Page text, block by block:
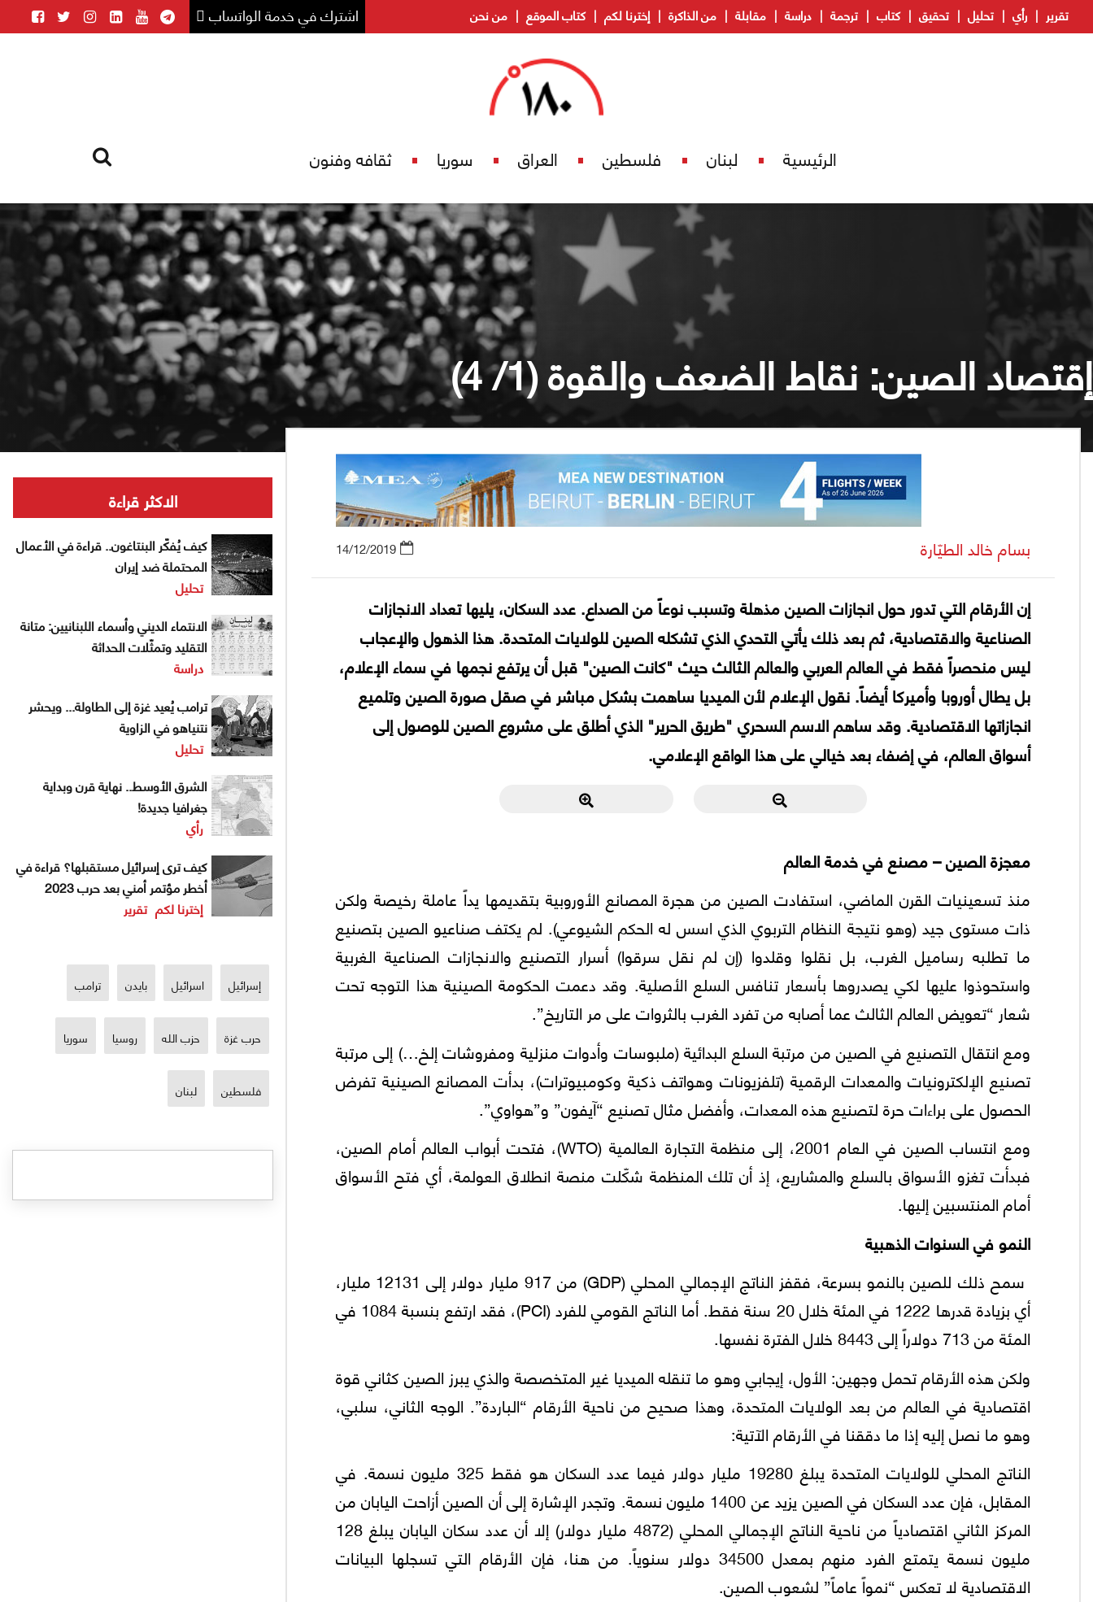
اشترك في خدمة الواتساب تقرير رأي تحليل تحقيق كتاب ترجمة دراسة مقابلة من الذاكرة إخترنا لكم كتاب الموقع من نحن
الرئيسية لبنان فلسطين العراق سوريا ثقافه وفنون
إقتصاد الصين: نقاط الضعف والقوة (1/ 4)
بسام خالد الطيّارة 14/12/2019
إن الأرقام التي تدور حول انجازات الصين مذهلة وتسبب نوعاً من الصداع. عدد السكان، يليها تعداد الانجازات
الصناعية والاقتصادية، ثم بعد ذلك يأتي التحدي الذي تشكله الصين للولايات المتحدة. هذا الذهول والإعجاب
ليس منحصراً فقط في العالم العربي والعالم الثالث حيث "كانت الصين" قبل أن يرتفع نجمها في سماء الإعلام،
بل يطال أوروبا وأميركا أيضاً. نقول الإعلام لأن الميديا ساهمت بشكل مباشر في صقل صورة الصين وتلميع
انجازاتها الاقتصادية. وقد ساهم الاسم السحري "طريق الحرير" الذي أطلق على مشروع الصين للوصول إلى
أسواق العالم، في إضفاء بعد خيالي على هذا الواقع الإعلامي.
معجزة الصين – مصنع في خدمة العالم
منذ تسعينيات القرن الماضي، استفادت الصين من هجرة المصانع الأوروبية بتقديمها يداً عاملة رخيصة ولكن
ذات مستوى جيد (وهو نتيجة النظام التربوي الذي اسس له الحكم الشيوعي). لم يكتف صناعيو الصين بتصنيع
ما تطلبه رساميل الغرب، بل نقلوا وقلدوا (إن لم نقل سرقوا) أسرار التصنيع والانجازات الصناعية الغربية
واستحوذوا عليها لكي يصدروها بأسعار تنافس السلع الأصلية. وقد دعمت الحكومة الصينية هذا التوجه تحت
شعار “تعويض العالم الثالث عما أصابه من تفرد الغرب بالثروات على مر التاريخ”.
ومع انتقال التصنيع في الصين من مرتبة السلع البدائية (ملبوسات وأدوات منزلية ومفروشات إلخ…) إلى مرتبة
تصنيع الإلكترونيات والمعدات الرقمية (تلفزيونات وهواتف ذكية وكومبيوترات)، بدأت المصانع الصينية تفرض
الحصول على براءات حرة لتصنيع هذه المعدات، وأفضل مثال تصنيع “آيفون” و”هواوي”.
ومع انتساب الصين في العام 2001، إلى منظمة التجارة العالمية (WTO)، فتحت أبواب العالم أمام الصين،
فبدأت تغزو الأسواق بالسلع والمشاريع، إذ أن تلك المنظمة شكّلت منصة انطلاق العولمة، أي فتح الأسواق
أمام المنتسبين إليها.
النمو في السنوات الذهبية
سمح ذلك للصين بالنمو بسرعة، فقفز الناتج الإجمالي المحلي (GDP) من 917 مليار دولار إلى 12131 مليار،
أي بزيادة قدرها 1222 في المئة خلال 20 سنة فقط. أما الناتج القومي للفرد (PCI)، فقد ارتفع بنسبة 1084 في
المئة من 713 دولاراً إلى 8443 خلال الفترة نفسها.
ولكن هذه الأرقام تحمل وجهين: الأول، إيجابي وهو ما تنقله الميديا غير المتخصصة والذي يبرز الصين كثاني قوة
اقتصادية في العالم من بعد الولايات المتحدة، وهذا صحيح من ناحية الأرقام “الباردة”. الوجه الثاني، سلبي،
وهو ما نصل إليه إذا ما دققنا في الأرقام الآتية:
الناتج المحلي للولايات المتحدة يبلغ 19280 مليار دولار فيما عدد السكان هو فقط 325 مليون نسمة. في
المقابل، فإن عدد السكان في الصين يزيد عن 1400 مليون نسمة. وتجدر الإشارة إلى أن الصين أزاحت اليابان من
المركز الثاني اقتصادياً من ناحية الناتج الإجمالي المحلي (4872 مليار دولار) إلا أن عدد سكان اليابان يبلغ 128
مليون نسمة يتمتع الفرد منهم بمعدل 34500 دولار سنوياً. من هنا، فإن الأرقام التي تسجلها البيانات
الاقتصادية لا تعكس “نمواً عاماً” لشعوب الصين.
الاكثر قراءة
كيف يُفكّر البنتاغون.. قراءة في الأعمال
المحتملة ضد إيران
تحليل
الانتماء الديني وأسماء اللبنانيين: متانة
التقليد وتمثّلات الحداثة
دراسة
ترامب يُعيد غزة إلى الطاولة... ويحشر
نتنياهو في الزاوية
تحليل
الشرق الأوسط.. نهاية قرن وبداية
جغرافيا جديدة!
رأي
كيف ترى إسرائيل مستقبلها؟ قراءة في
أخطر مؤتمر أمني بعد حرب 2023
إخترنا لكم تقرير
إسرائيل اسرائيل بايدن ترامب
حرب غزة حزب الله روسيا سوريا
فلسطين لبنان